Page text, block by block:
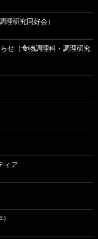
理研究同好会）
せ（食物調理科・調理研究
ィア